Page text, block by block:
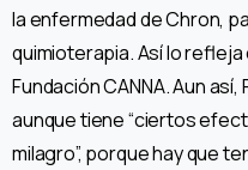
la enfermedad de Chron,
quimioterapia. Así lo
Fundación CANNA. Aun
aunque tiene “ciertos
milagro”, porque hay que